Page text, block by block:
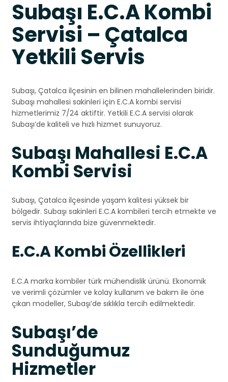
Subaşı E.C.A Kombi
Servisi – Çatalca
Yetkili Servis
Subaşı, Çatalca ilçesinin en bilinen mahallelerinden biridir.
Subaşı mahallesi sakinleri için E.C.A kombi servisi
hizmetlerimiz 7/24 aktiftir. Yetkili E.C.A servisi olarak
Subaşı’de kaliteli ve hızlı hizmet sunuyoruz.
Subaşı Mahallesi E.C.A
Kombi Servisi
Subaşı, Çatalca ilçesinde yaşam kalitesi yüksek bir
bölgedir. Subaşı sakinleri E.C.A kombileri tercih etmekte ve
servis ihtiyaçlarında bize güvenmektedir.
E.C.A Kombi Özellikleri
E.C.A marka kombiler türk mühendislik ürünü. Ekonomik
ve verimli çözümler ve kolay kullanım ve bakım ile öne
çıkan modeller, Subaşı’de sıklıkla tercih edilmektedir.
Subaşı’de
Sunduğumuz
Hizmetler